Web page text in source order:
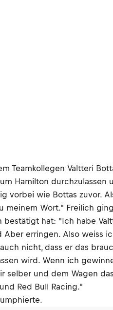
Teamkollegen Valtteri
Hamilton
vorbei wie Bottas zuvor.
Wort." Freilich
hat: "Ich habe
erringen. Also weiss
nicht, dass er das
wird. Wenn ich
und dem Wagen
Red Bull Racing."